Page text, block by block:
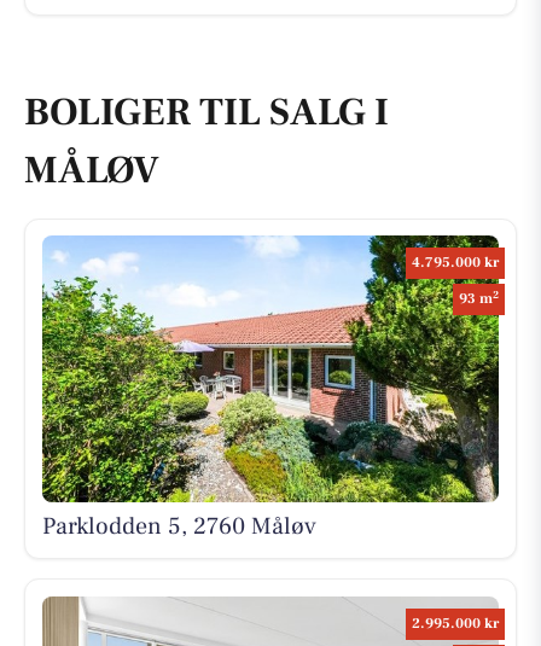
BOLIGER TIL SALG I
MÅLØV
4.795.000 kr
93 m2
Parklodden 5, 2760 Måløv
2.995.000 kr